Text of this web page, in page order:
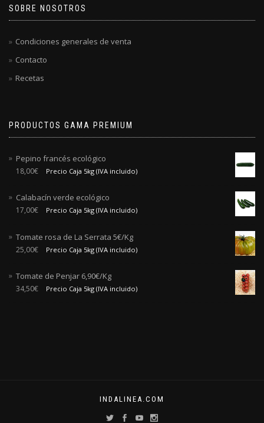
SOBRE NOSOTROS
Condiciones generales de venta
Contacto
Recetas
PRODUCTOS GAMA PREMIUM
Pepino francés ecológico
18,00€ Precio Caja 5kg (IVA incluido)
Calabacín verde ecológico
17,00€ Precio Caja 5kg (IVA incluido)
Tomate rosa de La Serrata 5€/Kg
25,00€ Precio Caja 5kg (IVA incluido)
Tomate de Penjar 6,90€/Kg
34,50€ Precio Caja 5kg (IVA incluido)
INDALINEA.COM